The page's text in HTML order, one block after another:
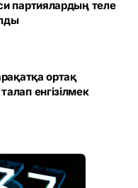
партиялардың теле
ортақ
енгізілмек